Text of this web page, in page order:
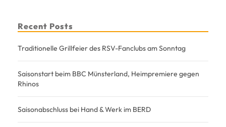
Recent Posts
Traditionelle Grillfeier des RSV-Fanclubs am Sonntag
Saisonstart beim BBC Münsterland, Heimpremiere gegen
Rhinos
Saisonabschluss bei Hand & Werk im BERD